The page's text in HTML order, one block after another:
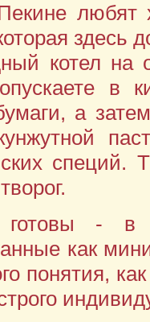
любят
здесь
котел на
в
а
готовы - в
как
понятия,